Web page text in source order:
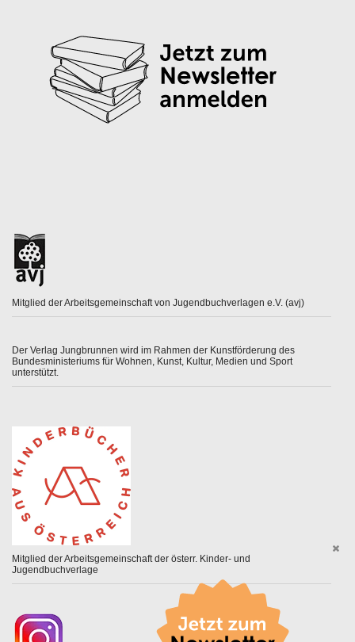
Mitglied der Arbeitsgemeinschaft von Jugendbuchverlagen e.V. (avj)
Der Verlag Jungbrunnen wird im Rahmen der Kunstförderung des
Bundesministeriums für Wohnen, Kunst, Kultur, Medien und Sport
unterstützt.
Mitglied der Arbeitsgemeinschaft der österr. Kinder- und
Jugendbuchverlage